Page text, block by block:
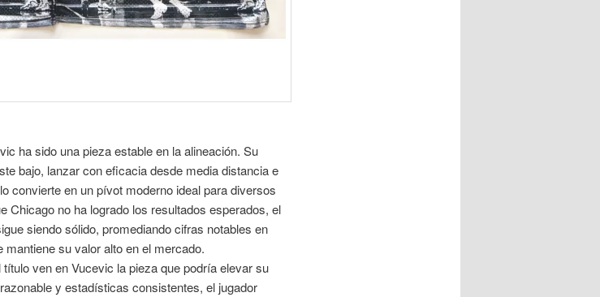
ha sido una pieza estable en la alineación. Su
bajo, lanzar con eficacia desde media distancia e
convierte en un pívot moderno ideal para diversos
Chicago no ha logrado los resultados esperados, el
siendo sólido, promediando cifras notables en
su valor alto en el mercado.
ven en Vucevic la pieza que podría elevar su
y estadísticas consistentes, el jugador